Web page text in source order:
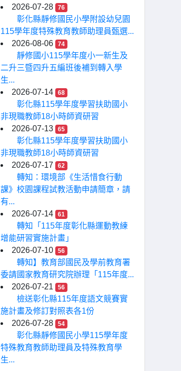
2026-07-28
76
彰化縣靜修國民小學附設幼兒園
115學年度特殊教育教師助理員甄選...
2026-08-06
74
靜修國小115學年度小一新生及
二升三暨四升五編班後補到轉入學
生...
2026-07-14
68
彰化縣115學年度學習扶助國小
非現職教師18小時師資研習
2026-07-13
65
彰化縣115學年度學習扶助國小
非現職教師18小時師資研習
2026-07-17
62
轉知：環境部《生活惜食行動
課》校園課程試教活動申請簡章，請
有...
2026-07-14
61
轉知「115年度彰化縣運動教練
增能研習實施計畫」
2026-07-10
56
轉知】教育部國民及學前教育署
委請國家教育研究院辦理「115年度...
2026-07-21
56
檢送彰化縣115年度語文競賽實
施計畫及修訂對照表各1份
2026-07-28
54
彰化縣靜修國民小學115學年度
特殊教育教師助理員及特殊教育學
生...